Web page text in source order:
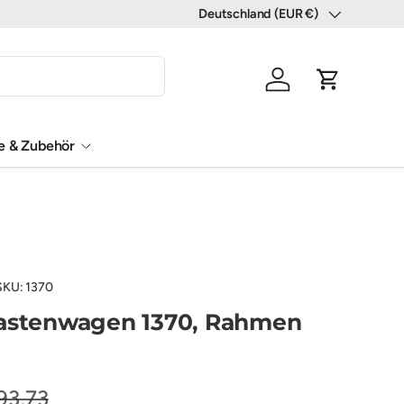
Land/Region
Deutschland (EUR €)
Einloggen
& Zubehör
1370
1370, Rahmen